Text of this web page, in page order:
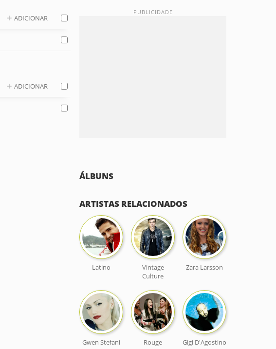
ADICIONAR
ADICIONAR
ÁLBUNS
ARTISTAS RELACIONADOS
Latino
Vintage
Culture
Zara Larsson
Gwen Stefani Rouge Gigi D'Agostino